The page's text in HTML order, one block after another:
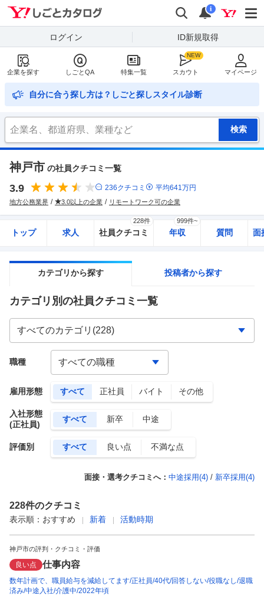
検索
通知
i
ログイン ID新規取得
企業を探す しごとQA 特集一覧 スカウト マイページ
自分に合う探し方は？しごと探しスタイル診断
神戸市 の社員クチコミ一覧
3.9 236クチコミ 平均641 万円
地方公務業界 3.0以上の企業 リモートワーク可の企業
トップ 求人 社員クチコミ
228件
年収
999件~
質問 面
カテゴリから探す 投稿者から探す
カテゴリ別の社員クチコミ一覧
雇用形態 すべて 正社員 バイト その他
入社形態
(正社員)
すべて 新卒 中途
評価別 すべて 良い点 不満な点
職種
面接・選考クチコミへ： 中途採用(4) / 新卒採用(4)
228件のクチコミ
表示順： おすすめ 新着 活動時期
神戸市の評判・クチコミ・評価
良い点 仕事内容
数年計画で、職員給与を減給してます 正社員 40代 回答しない 役職なし 退職
済み 中途入社 介護中 2022年頃